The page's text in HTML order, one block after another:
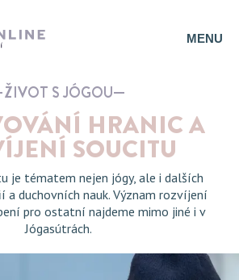
MENU
ŽIVOT S JÓGOU
HRANIC A
SOUCITU
je tématem nejen jógy, ale i dalších
duchovních nauk. Význam rozvíjení
pro ostatní najdeme mimo jiné i v
Jógasútrách.